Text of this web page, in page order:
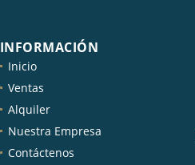
INFORMACIÓN
Inicio
Ventas
Alquiler
Nuestra Empresa
Contáctenos